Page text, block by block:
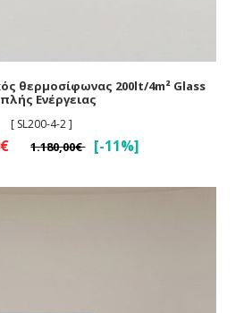
θερμοσίφωνας 200lt/4m² Glass
Ενέργειας
[ SL200-4-2 ]
1.180,00€ [-11%]